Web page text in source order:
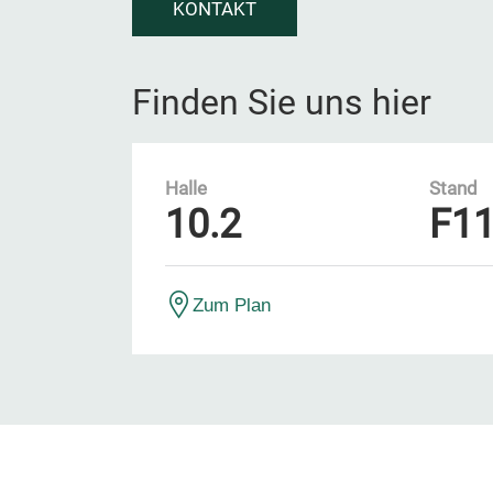
KONTAKT
Finden Sie uns hier
Halle
10.2
Stand
Zum Plan